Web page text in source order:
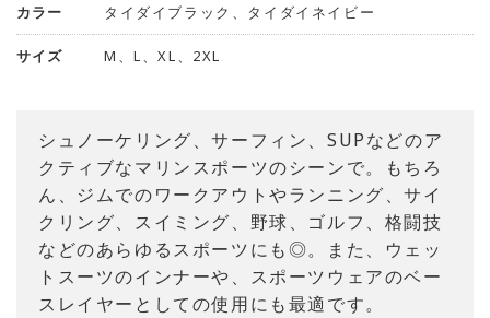
カラー タイダイブラック、タイダイネイビー
サイズ M、L、XL、2XL
シュノーケリング、サーフィン、SUPなどのア
クティブなマリンスポーツのシーンで。もちろ
ん、ジムでのワークアウトやランニング、サイ
クリング、スイミング、野球、ゴルフ、格闘技
などのあらゆるスポーツにも◎。また、ウェッ
トスーツのインナーや、スポーツウェアのベー
スレイヤーとしての使用にも最適です。